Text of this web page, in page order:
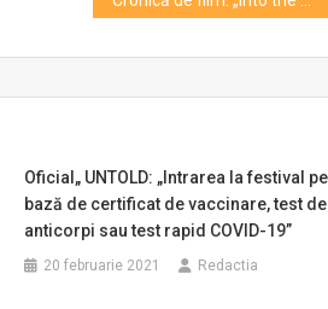
Oficial„ UNTOLD: „Intrarea la festival pe
bază de certificat de vaccinare, test de
anticorpi sau test rapid COVID-19”
20 februarie 2021 Redactia